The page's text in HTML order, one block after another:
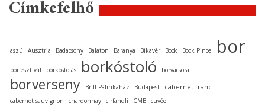
Címkefelhő
aszú Ausztria Badacsony Balaton Baranya Bikavér Bock Bock Pince bor
borfesztivál borkóstolás borkóstoló borvacsora
borverseny Brill Pálinkaház Budapest cabernet franc
cabernet sauvignon chardonnay cirfandli CMB cuvée